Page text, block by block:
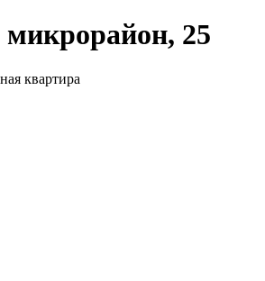
25
квартира